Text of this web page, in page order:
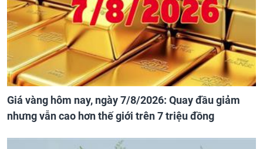
Giá vàng hôm nay, ngày 7/8/2026: Quay đầu giảm
nhưng vẫn cao hơn thế giới trên 7 triệu đồng